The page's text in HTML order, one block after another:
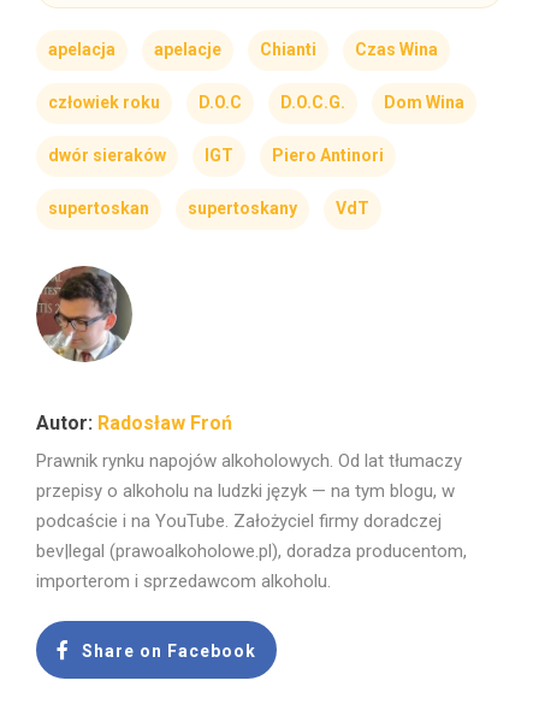
apelacja apelacje Chianti Czas Wina
człowiek roku D.O.C D.O.C.G. Dom Wina
dwór sieraków IGT Piero Antinori
supertoskan supertoskany VdT
Radosław Froń
Prawnik rynku napojów alkoholowych. Od lat tłumaczy
przepisy o alkoholu na ludzki język — na tym blogu, w
podcaście i na YouTube. Założyciel firmy doradczej
bev|legal (prawoalkoholowe.pl), doradza producentom,
importerom i sprzedawcom alkoholu.
Share on Facebook